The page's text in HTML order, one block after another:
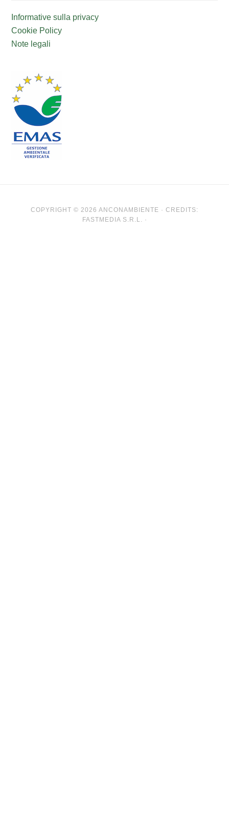
Informative sulla privacy
Cookie Policy
Note legali
COPYRIGHT © 2026 ANCONAMBIENTE · CREDITS:
FASTMEDIA S.R.L. ·